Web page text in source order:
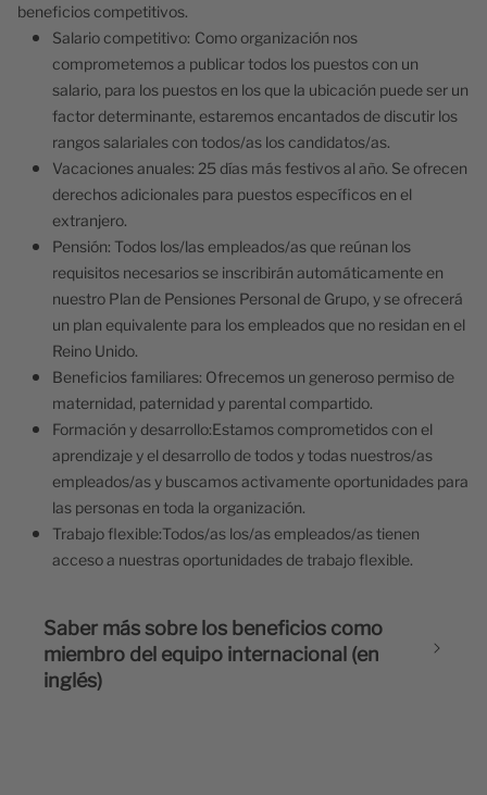
beneficios competitivos.
Salario competitivo: Como organización nos
comprometemos a publicar todos los puestos con un
salario, para los puestos en los que la ubicación puede ser un
factor determinante, estaremos encantados de discutir los
rangos salariales con todos/as los candidatos/as.
Vacaciones anuales: 25 días más festivos al año. Se ofrecen
derechos adicionales para puestos específicos en el
extranjero.
Pensión: Todos los/las empleados/as que reúnan los
requisitos necesarios se inscribirán automáticamente en
nuestro Plan de Pensiones Personal de Grupo, y se ofrecerá
un plan equivalente para los empleados que no residan en el
Reino Unido.
Beneficios familiares: Ofrecemos un generoso permiso de
maternidad, paternidad y parental compartido.
Formación y desarrollo:Estamos comprometidos con el
aprendizaje y el desarrollo de todos y todas nuestros/as
empleados/as y buscamos activamente oportunidades para
las personas en toda la organización.
Trabajo flexible:Todos/as los/as empleados/as tienen
acceso a nuestras oportunidades de trabajo flexible.
Saber más sobre los beneficios como
miembro del equipo internacional (en
inglés)